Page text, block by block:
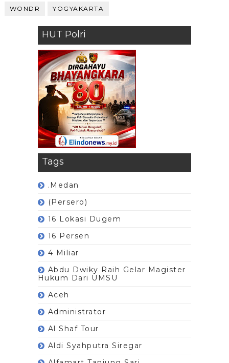
WONDR YOGYAKARTA
HUT Polri
Tags
.Medan
(Persero)
16 Lokasi Dugem
16 Persen
4 Miliar
Abdu Dwiky Raih Gelar Magister
Hukum Dari UMSU
Aceh
Administrator
Al Shaf Tour
Aldi Syahputra Siregar